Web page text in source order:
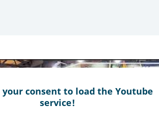
your consent to load the Youtube
service!